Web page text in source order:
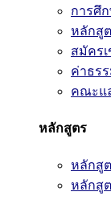
การศึ
หลักสู
สมัคร
ค่าธร
คณะแ
หลักสูตร
หลักสู
หลักสู